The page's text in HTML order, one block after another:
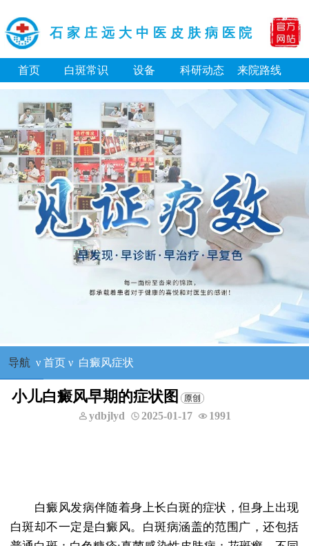
石家庄远大中医皮肤病医院
首页 白斑常识 设备 科研动态 来院路线
导航 ν 首页ν 白癜风症状
小儿白癜风早期的症状图
ydbjlyd 2025-01-17 1991
白癜风发病伴随着身上长白斑的症状，但身上出现
白斑却不一定是白癜风。白斑病涵盖的范围广，还包括